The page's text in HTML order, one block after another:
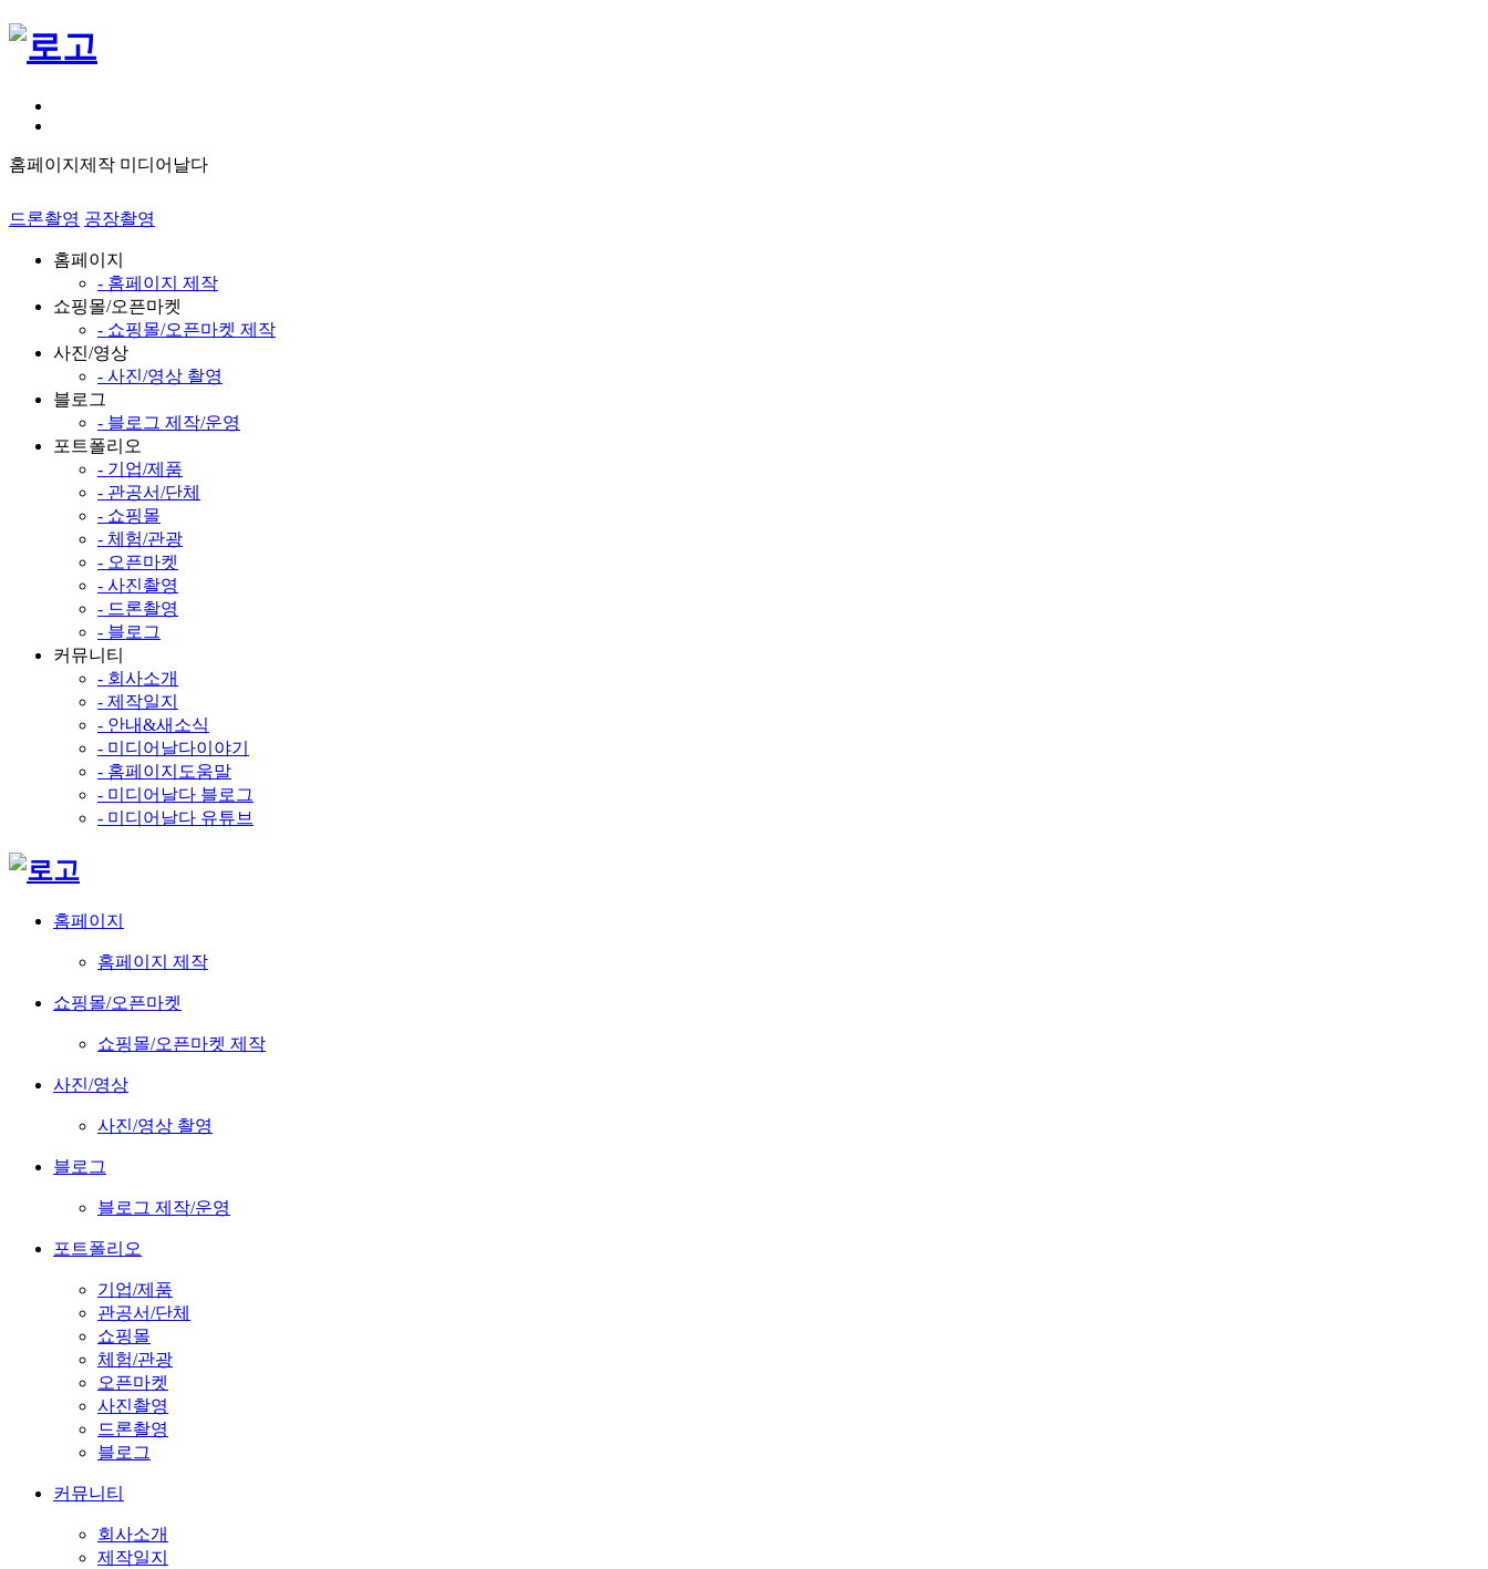
홈페이지제작 미디어날다
드론촬영 공장촬영
홈페이지
- 홈페이지 제작
쇼핑몰/오픈마켓
- 쇼핑몰/오픈마켓 제작
사진/영상
- 사진/영상 촬영
블로그
- 블로그 제작/운영
포트폴리오
- 기업/제품
- 관공서/단체
- 쇼핑몰
- 체험/관광
- 오픈마켓
- 사진촬영
- 드론촬영
- 블로그
커뮤니티
- 회사소개
- 제작일지
- 안내&새소식
- 미디어날다이야기
- 홈페이지도움말
- 미디어날다 블로그
- 미디어날다 유튜브
홈페이지
홈페이지 제작
쇼핑몰/오픈마켓
쇼핑몰/오픈마켓 제작
사진/영상
사진/영상 촬영
블로그
블로그 제작/운영
포트폴리오
기업/제품
관공서/단체
쇼핑몰
체험/관광
오픈마켓
사진촬영
드론촬영
블로그
커뮤니티
회사소개
제작일지